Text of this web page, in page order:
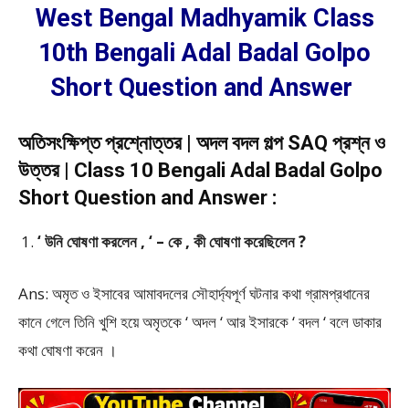
West Bengal Madhyamik Class
10th Bengali Adal Badal Golpo
Short Question and Answer
অতিসংক্ষিপ্ত প্রশ্নোত্তর | অদল বদল গল্প SAQ প্রশ্ন ও
উত্তর | Class 10 Bengali Adal Badal Golpo
Short Question and Answer :
‘ উনি ঘোষণা করলেন , ‘ – কে , কী ঘোষণা করেছিলেন ?
Ans: অমৃত ও ইসাবের আমাবদলের সৌহার্দ্যপূর্ণ ঘটনার কথা গ্রামপ্রধানের
কানে গেলে তিনি খুশি হয়ে অমৃতকে ‘ অদল ‘ আর ইসারকে ‘ বদল ‘ বলে ডাকার
কথা ঘোষণা করেন ।